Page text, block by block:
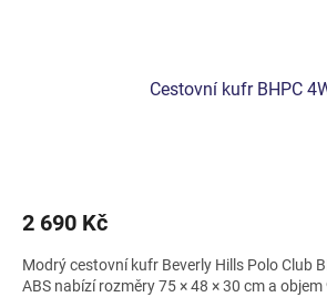
Cestovní kufr BHPC
2 690 Kč
Modrý cestovní kufr Beverly Hills Polo Club
ABS nabízí rozměry 75 × 48 × 30 cm a